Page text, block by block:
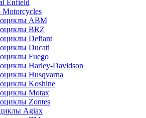
Enfield
Motorcycles
ABM
BRZ
Defiant
Ducati
Fuego
Harley-Davidson
Husqvarna
Koshine
Motax
Zontes
Agiax